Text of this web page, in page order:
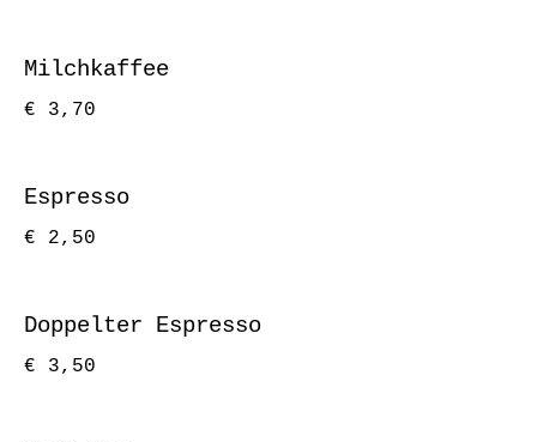
Milchkaffee
€ 3,70
Espresso
€ 2,50
Doppelter Espresso
€ 3,50